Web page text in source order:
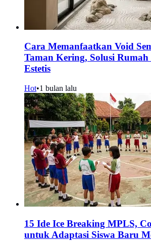
Cara Memanfaatkan Void
Taman Kering, Solusi
Estetis
Hot•1 bulan lalu
15 Ide Ice Breaking MPLS,
untuk Adaptasi Siswa Baru